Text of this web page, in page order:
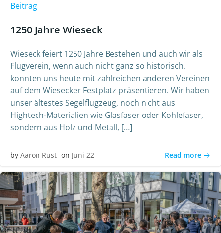
Beitrag
1250 Jahre Wieseck
Wieseck feiert 1250 Jahre Bestehen und auch wir als
Flugverein, wenn auch nicht ganz so historisch,
konnten uns heute mit zahlreichen anderen Vereinen
auf dem Wiesecker Festplatz präsentieren. Wir haben
unser ältestes Segelflugzeug, noch nicht aus
Hightech-Materialien wie Glasfaser oder Kohlefaser,
sondern aus Holz und Metall, […]
by Aaron Rust on Juni 22 Read more